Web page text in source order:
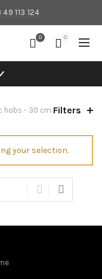
113 124
0 0
hobs - 30 cm Filters
your selection.